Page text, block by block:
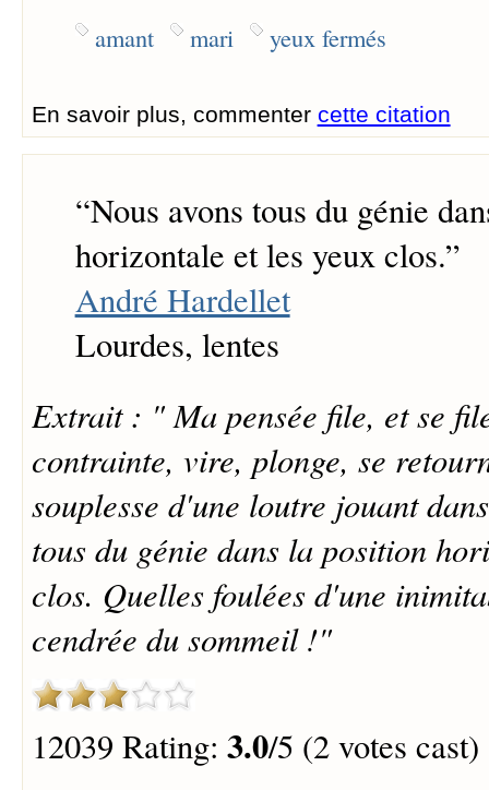
amant mari yeux fermés
En savoir plus, commenter cette citation
“Nous avons tous du génie
horizontale et les yeux clos.”
André Hardellet
Lourdes, lentes
Extrait : " Ma pensée file, et se
contrainte, vire, plonge, se
souplesse d'une loutre jouant
tous du génie dans la position
clos. Quelles foulées d'une
cendrée du sommeil !"
12039 Rating: 3.0/5 (2 votes cast)